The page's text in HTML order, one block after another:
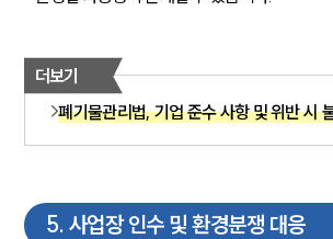
더보기
폐기물관리법, 기업 준수 사항 및 위반 시
5. 사업장 인수 및 환경분쟁 대응